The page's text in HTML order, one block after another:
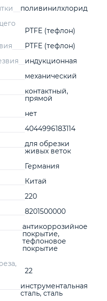
поливинилхлорид
PTFE (тефлон)
PTFE (тефлон)
индукционная
механический
контактный,
прямой
нет
4044996183114
для обрезки
живых веток
Германия
Китай
220
8201500000
антикоррозийное
покрытие,
тефлоновое
покрытие
22
инструментальная
сталь, сталь